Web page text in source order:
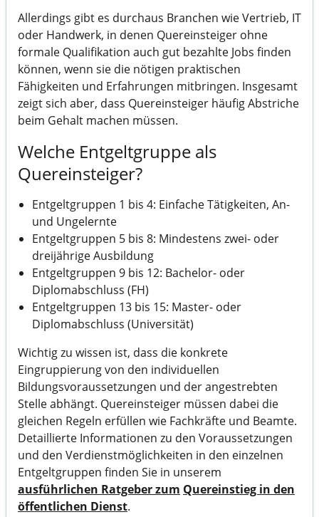
Allerdings gibt es durchaus Branchen wie Vertrieb, IT
oder Handwerk, in denen Quereinsteiger ohne
formale Qualifikation auch gut bezahlte Jobs finden
können, wenn sie die nötigen praktischen
Fähigkeiten und Erfahrungen mitbringen. Insgesamt
zeigt sich aber, dass Quereinsteiger häufig Abstriche
beim Gehalt machen müssen.
Welche Entgeltgruppe als
Quereinsteiger?
Entgeltgruppen 1 bis 4: Einfache Tätigkeiten, An-
und Ungelernte
Entgeltgruppen 5 bis 8: Mindestens zwei- oder
dreijährige Ausbildung
Entgeltgruppen 9 bis 12: Bachelor- oder
Diplomabschluss (FH)
Entgeltgruppen 13 bis 15: Master- oder
Diplomabschluss (Universität)
Wichtig zu wissen ist, dass die konkrete
Eingruppierung von den individuellen
Bildungsvoraussetzungen und der angestrebten
Stelle abhängt. Quereinsteiger müssen dabei die
gleichen Regeln erfüllen wie Fachkräfte und Beamte.
Detaillierte Informationen zu den Voraussetzungen
und den Verdienstmöglichkeiten in den einzelnen
Entgeltgruppen finden Sie in unserem
ausführlichen Ratgeber zum Quereinstieg in den
öffentlichen Dienst.